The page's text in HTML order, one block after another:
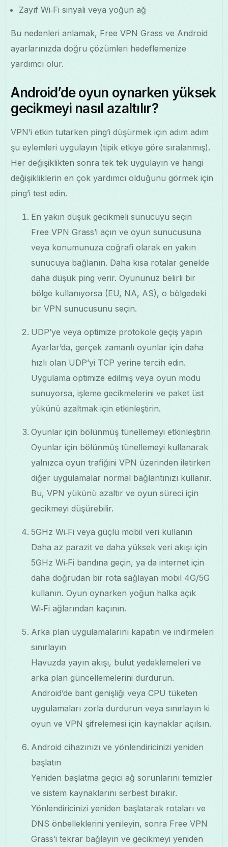
Zayıf Wi‑Fi sinyali veya yoğun ağ
Bu nedenleri anlamak, Free VPN Grass ve Android
ayarlarınızda doğru çözümleri hedeflemenize
yardımcı olur.
Android’de oyun oynarken yüksek
gecikmeyi nasıl azaltılır?
VPN’i etkin tutarken ping’i düşürmek için adım adım
şu eylemleri uygulayın (tipik etkiye göre sıralanmış).
Her değişiklikten sonra tek tek uygulayın ve hangi
değişikliklerin en çok yardımcı olduğunu görmek için
ping’i test edin.
En yakın düşük gecikmeli sunucuyu seçin
Free VPN Grass’i açın ve oyun sunucusuna
veya konumunuza coğrafi olarak en yakın
sunucuya bağlanın. Daha kısa rotalar genelde
daha düşük ping verir. Oyununuz belirli bir
bölge kullanıyorsa (EU, NA, AS), o bölgedeki
bir VPN sunucusunu seçin.
UDP’ye veya optimize protokole geçiş yapın
Ayarlar’da, gerçek zamanlı oyunlar için daha
hızlı olan UDP’yi TCP yerine tercih edin.
Uygulama optimize edilmiş veya oyun modu
sunuyorsa, işleme gecikmelerini ve paket üst
yükünü azaltmak için etkinleştirin.
Oyunlar için bölünmüş tünellemeyi etkinleştirin
Oyunlar için bölünmüş tünellemeyi kullanarak
yalnızca oyun trafiğini VPN üzerinden iletirken
diğer uygulamalar normal bağlantınızı kullanır.
Bu, VPN yükünü azaltır ve oyun süreci için
gecikmeyi düşürebilir.
5GHz Wi‑Fi veya güçlü mobil veri kullanın
Daha az parazit ve daha yüksek veri akışı için
5GHz Wi‑Fi bandına geçin, ya da internet için
daha doğrudan bir rota sağlayan mobil 4G/5G
kullanın. Oyun oynarken yoğun halka açık
Wi‑Fi ağlarından kaçının.
Arka plan uygulamalarını kapatın ve indirmeleri
sınırlayın
Havuzda yayın akışı, bulut yedeklemeleri ve
arka plan güncellemelerini durdurun.
Android’de bant genişliği veya CPU tüketen
uygulamaları zorla durdurun veya sınırlayın ki
oyun ve VPN şifrelemesi için kaynaklar açılsın.
Android cihazınızı ve yönlendiricinizi yeniden
başlatın
Yeniden başlatma geçici ağ sorunlarını temizler
ve sistem kaynaklarını serbest bırakır.
Yönlendiricinizi yeniden başlatarak rotaları ve
DNS önbelleklerini yenileyin, sonra Free VPN
Grass’i tekrar bağlayın ve gecikmeyi yeniden